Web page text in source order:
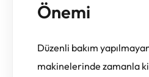
Önemi
Düzenli bakım
makinelerinde zamanla